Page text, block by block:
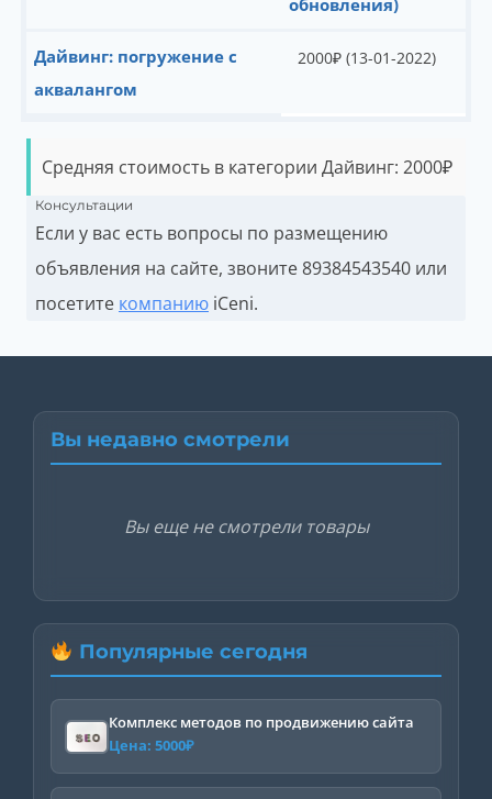
обновления)
Дайвинг: погружение с
аквалангом
2000₽ (13-01-2022)
Средняя стоимость в категории Дайвинг: 2000₽
Консультации
Если у вас есть вопросы по размещению
объявления на сайте, звоните89384543540 или
посетите компанию iCeni.
Вы недавно смотрели
Вы еще не смотрели товары
Популярные сегодня
Комплекс методов по продвижению сайта
Цена: 5000₽